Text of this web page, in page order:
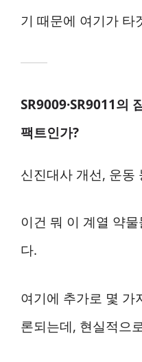
기 때문에 여기가 타
SR9009·SR9011의
팩트인가?
신진대사 개선, 운동
이건 뭐 이 계열 약
다.
여기에 추가로 몇 가
론되는데, 현실적으